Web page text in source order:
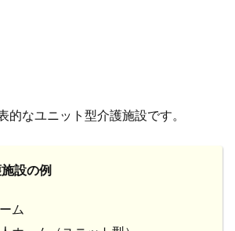
的なユニット型介護施設です。
設の例
ム